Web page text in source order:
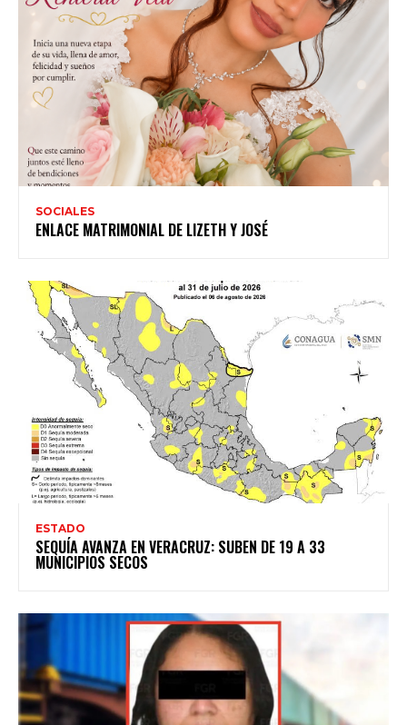
SOCIALES
ENLACE MATRIMONIAL DE LIZETH Y JOSÉ
ESTADO
SEQUÍA AVANZA EN VERACRUZ: SUBEN DE 19 A 33
MUNICIPIOS SECOS